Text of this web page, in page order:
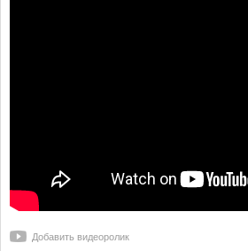
Добавить видеоролик